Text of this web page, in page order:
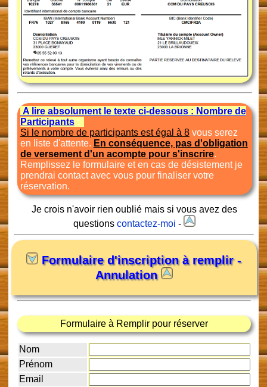
A lire absolument le texte ci-dessous : Nombre de
Participants:
Si le nombre de participants est égal à 8vous serez
en liste d'attente. En conséquence, pas d'obligation
de versement d'un acompte pour s'inscrire.
Remplissez le formulaire et en cas de désistement je
prendrai contact avec vous pour finaliser votre
réservation.
Je crois n'avoir rien oublié mais si vous avez des
questionscontactez-moi -
Formulaire d'inscription à remplir -
Annulation
Formulaire à Remplir pour réserver
Nom
Prénom
Email